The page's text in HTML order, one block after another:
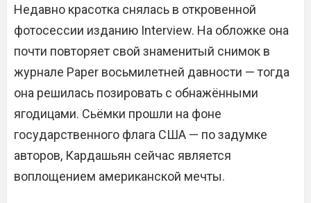
Недавно красотка снялась в откровенной
фотосессии изданию Interview. На обложке она
почти повторяет свой знаменитый снимок в
журнале Paper восьмилетней давности — тогда
она решилась позировать с обнажёнными
ягодицами. Сьёмки прошли на фоне
государственного флага США — по задумке
авторов, Кардашьян сейчас является
воплощением американской мечты.